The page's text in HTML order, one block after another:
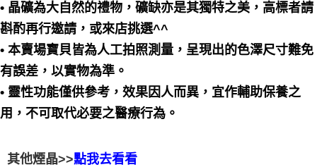
• 晶礦為大自然的禮物，礦缺亦是其獨特之美，高標者請
斟酌再行邀請，或來店挑選^^
• 本賣場寶貝皆為人工拍照測量，呈現出的色澤尺寸難免
有誤差，以實物為準。
• 靈性功能僅供參考，效果因人而異，宜作輔助保養之
用，不可取代必要之醫療行為。
其他煙晶>>點我去看看